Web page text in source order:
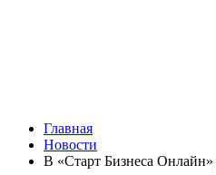
Главная
Новости
В «Старт Бизнеса